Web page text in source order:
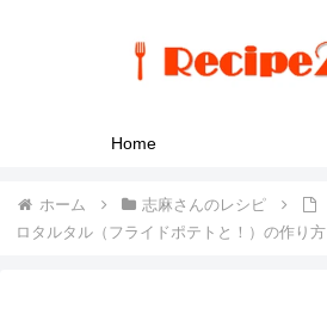
Home
ホーム 志麻さんのレシピ
ロタルタル（フライドポテトと！）の作り方